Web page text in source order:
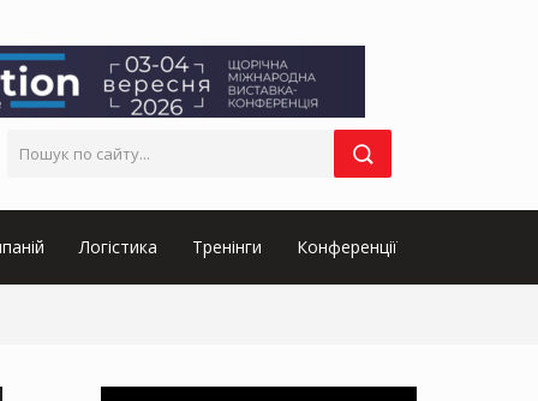
Логістика Тренінги Конференції